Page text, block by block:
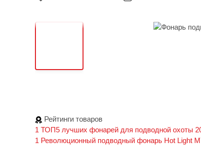
Рейтинги товаров
1 ТОП5 лучших фонарей для подводной охоты
1 Революционный подводный фонарь Hot Light